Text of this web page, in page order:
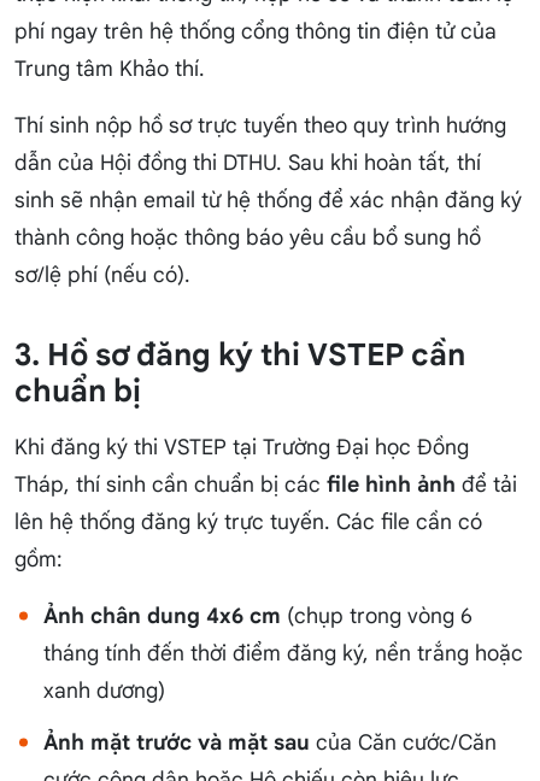
phí ngay trên hệ thống cổng thông tin điện tử của
Trung tâm Khảo thí.
Thí sinh nộp hồ sơ trực tuyến theo quy trình hướng
dẫn của Hội đồng thi DTHU. Sau khi hoàn tất, thí
sinh sẽ nhận email từ hệ thống để xác nhận đăng ký
thành công hoặc thông báo yêu cầu bổ sung hồ
sơ/lệ phí (nếu có).
3. Hồ sơ đăng ký thi VSTEP cần
chuẩn bị
Khi đăng ký thi VSTEP tại Trường Đại học Đồng
Tháp, thí sinh cần chuẩn bị các file hình ảnh để tải
lên hệ thống đăng ký trực tuyến. Các file cần có
gồm:
Ảnh chân dung 4x6 cm (chụp trong vòng 6
tháng tính đến thời điểm đăng ký, nền trắng hoặc
xanh dương)
Ảnh mặt trước và mặt sau của Căn cước/Căn